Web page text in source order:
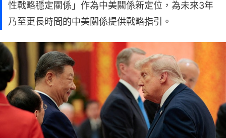
性戰略穩定關係」作為中美關係新定位，為未來3年
乃至更長時間的中美關係提供戰略指引。